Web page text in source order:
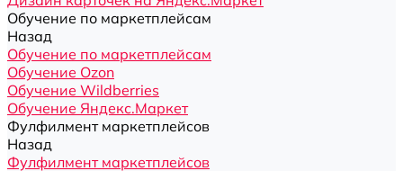
Обучение по маркетплейсам
Назад
Обучение по маркетплейсам
Обучение Ozon
Обучение Wildberries
Обучение Яндекс.Маркет
Фулфилмент маркетплейсов
Назад
Фулфилмент маркетплейсов